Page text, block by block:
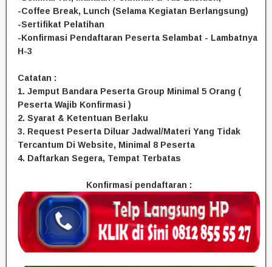
-Coffee Break, Lunch (Selama Kegiatan Berlangsung)
-Sertifikat Pelatihan
-Konfirmasi Pendaftaran Peserta Selambat - Lambatnya
H-3
Catatan :
1. Jemput Bandara Peserta Group Minimal 5 Orang (
Peserta Wajib Konfirmasi )
2. Syarat & Ketentuan Berlaku
3. Request Peserta Diluar Jadwal/Materi Yang Tidak
Tercantum Di Website, Minimal 8 Peserta
4. Daftarkan Segera, Tempat Terbatas
Konfirmasi pendaftaran :